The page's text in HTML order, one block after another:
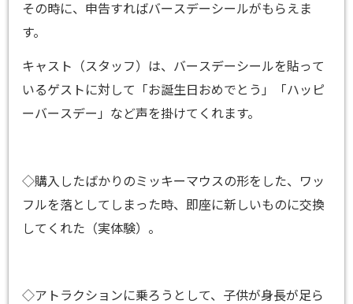
その時に、申告すればバースデーシールがもらえま
す。
キャスト（スタッフ）は、バースデーシールを貼って
いるゲストに対して「お誕生日おめでとう」「ハッピ
ーバースデー」など声を掛けてくれます。
◇購入したばかりのミッキーマウスの形をした、ワッ
フルを落としてしまった時、即座に新しいものに交換
してくれた（実体験）。
◇アトラクションに乗ろうとして、子供が身長が足ら